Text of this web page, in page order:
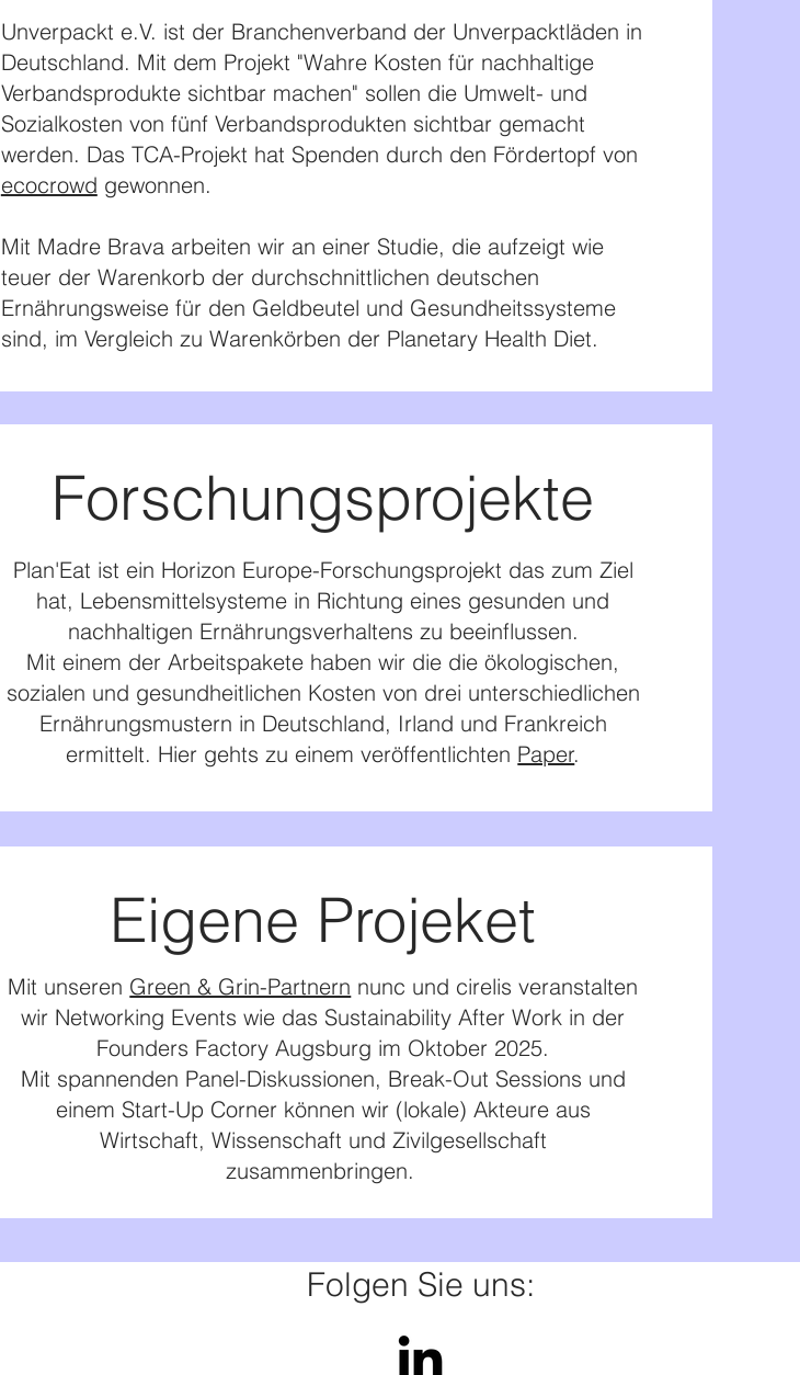
Unverpackt e.V. ist der Branchenverband der Unverpacktläden in
Deutschland. Mit dem Projekt "Wahre Kosten für nachhaltige
Verbandsprodukte sichtbar machen" sollen die Umwelt- und
Sozialkosten von fünf Verbandsprodukten sichtbar gemacht
werden. Das TCA-Projekt hat Spenden durch den Fördertopf von
ecocrowd gewonnen.
Mit Madre Brava arbeiten wir an einer Studie, die aufzeigt wie
teuer der Warenkorb der durchschnittlichen deutschen
Ernährungsweise für den Geldbeutel und Gesundheitssysteme
sind, im Vergleich zu Warenkörben der Planetary Health Diet.
Forschungsprojekte
Plan'Eat ist ein Horizon Europe-Forschungsprojekt das zum Ziel
hat, Lebensmittelsysteme in Richtung eines gesunden und
nachhaltigen Ernährungsverhaltens zu beeinflussen.
Mit einem der Arbeitspakete haben wir die die ökologischen,
sozialen und gesundheitlichen Kosten von drei unterschiedlichen
Ernährungsmustern in Deutschland, Irland und Frankreich
ermittelt. Hier gehts zu einem veröffentlichten Paper.
Eigene Projeket
Mit unseren Green & Grin-Partnern nunc und cirelis veranstalten
wir Networking Events wie das Sustainability After Work in der
Founders Factory Augsburg im Oktober 2025.
Mit spannenden Panel-Diskussionen, Break-Out Sessions und
einem Start-Up Corner können wir (lokale) Akteure aus
Wirtschaft, Wissenschaft und Zivilgesellschaft
zusammenbringen.
Folgen Sie uns: